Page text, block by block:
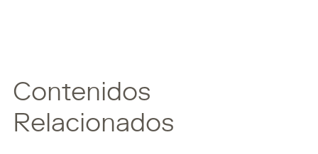
Contenidos
Relacionados